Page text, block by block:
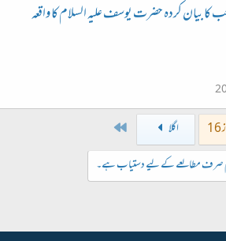
کا بیان کردہ حضرت یوسف علیہ السلام کا واقعہ
اگلا
صرف مطالعے کے لیے دستیاب ہے۔